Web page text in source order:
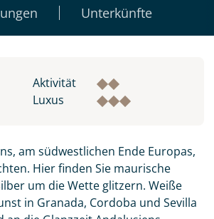
Unterkünfte
Aktivität
Luxus
am südwestlichen Ende Europas,
Hier finden Sie maurische
um die Wette glitzern. Weiße
in Granada, Cordoba und Sevilla